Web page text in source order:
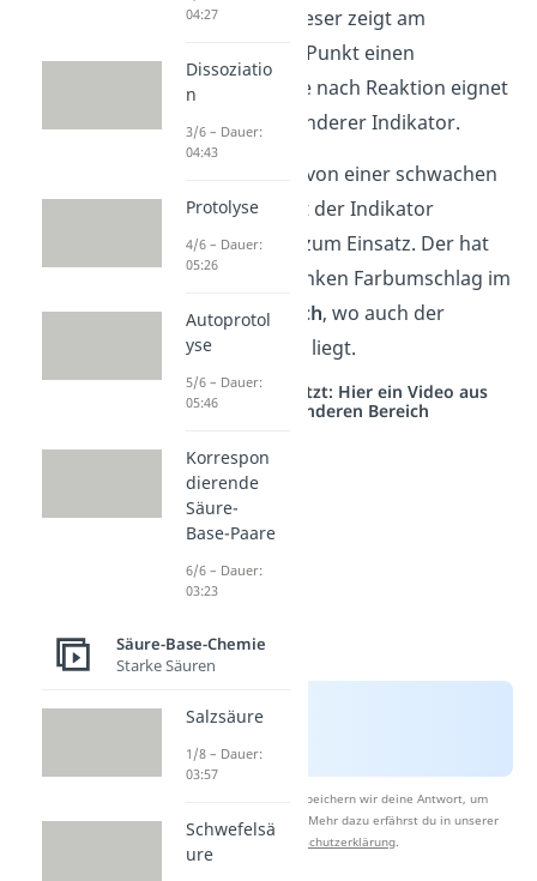
Indikator
ein. Dieser zeigt am
entscheidenden Punkt einen
Farbumschlag
. Je nach Reaktion eignet
sich jedoch ein anderer Indikator.
Bei der Titration von einer schwachen
Säure kommt oft der Indikator
Phenolphtalein
zum Einsatz. Der hat
nämlich einen pinken Farbumschlag im
basischen Bereich, wo auch der
Äquivalenzpunkt liegt.
Studyflix vernetzt: Hier ein Video aus
einem anderen Bereich
Nach Beantwortung speichern wir deine Antwort, um
Studyflix zu verbessern. Mehr dazu erfährst du in unserer
Datenschutzerklärung.
04:27
Dissoziatio
n
3/6 – Dauer:
04:43
Protolyse
4/6 – Dauer:
05:26
Autoprotol
yse
5/6 – Dauer:
05:46
Korrespon
dierende
Säure-
Base-Paare
6/6 – Dauer:
03:23
Säure-Base-Chemie
Starke Säuren
Salzsäure
1/8 – Dauer:
03:57
Schwefelsä
ure